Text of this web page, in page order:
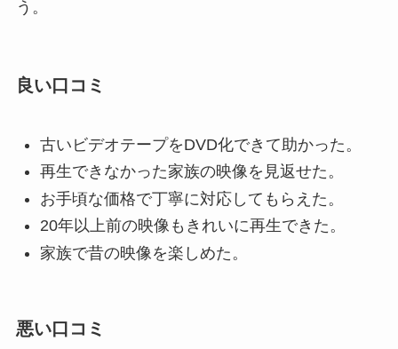
う。
良い口コミ
古いビデオテープをDVD化できて助かった。
再生できなかった家族の映像を見返せた。
お手頃な価格で丁寧に対応してもらえた。
20年以上前の映像もきれいに再生できた。
家族で昔の映像を楽しめた。
悪い口コミ